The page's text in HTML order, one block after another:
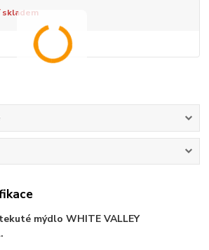
skladem
mýdlo WHITE VALLEY